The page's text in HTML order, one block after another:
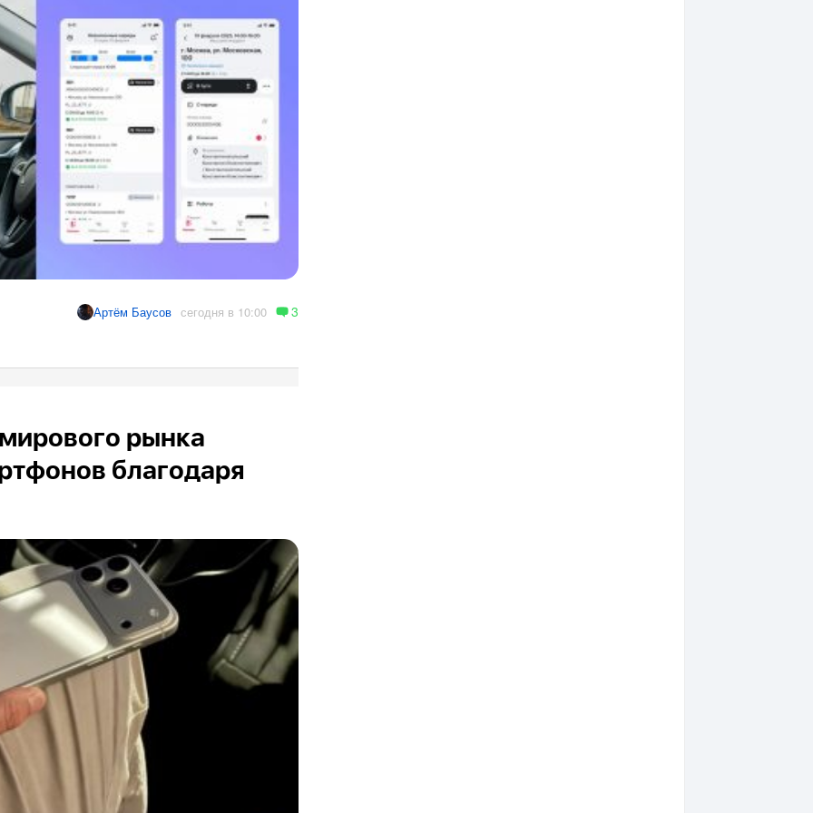
Артём Баусов сегодня в 10:00 3
рынка
благодаря